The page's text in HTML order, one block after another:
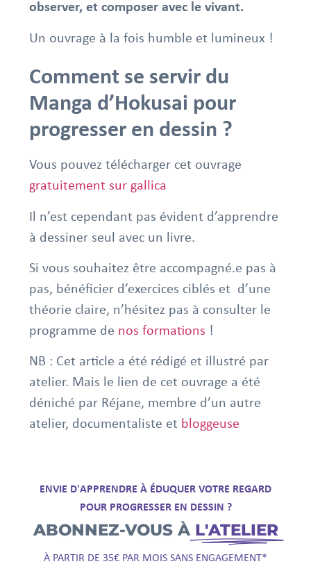
observer, et composer avec le vivant.
Un ouvrage à la fois humble et lumineux !
Comment se servir du
Manga d’Hokusai pour
progresser en dessin ?
Vous pouvez télécharger cet ouvrage
gratuitement sur gallica
Il n’est cependant pas évident d’apprendre
à dessiner seul avec un livre.
Si vous souhaitez être accompagné.e pas à
pas, bénéficier d’exercices ciblés et d’une
théorie claire, n’hésitez pas à consulter le
programme de nos formations !
NB : Cet article a été rédigé et illustré par
atelier. Mais le lien de cet ouvrage a été
déniché par Réjane, membre d’un autre
atelier, documentaliste et bloggeuse
ENVIE D'APPRENDRE À ÉDUQUER VOTRE REGARD
POUR PROGRESSER EN DESSIN ?
ABONNEZ-VOUS À L'ATELIER
À PARTIR DE 35€ PAR MOIS SANS ENGAGEMENT*